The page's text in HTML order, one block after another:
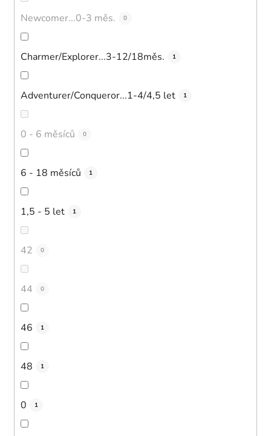
Newcomer...0-3 měs. 0
Charmer/Explorer...3-12/18měs. 1
Adventurer/Conqueror...1-4/4,5 let 1
0 - 6 měsíců 0
6 - 18 měsíců 1
1,5 - 5 let 1
42 0
44 0
46 1
48 1
0 1